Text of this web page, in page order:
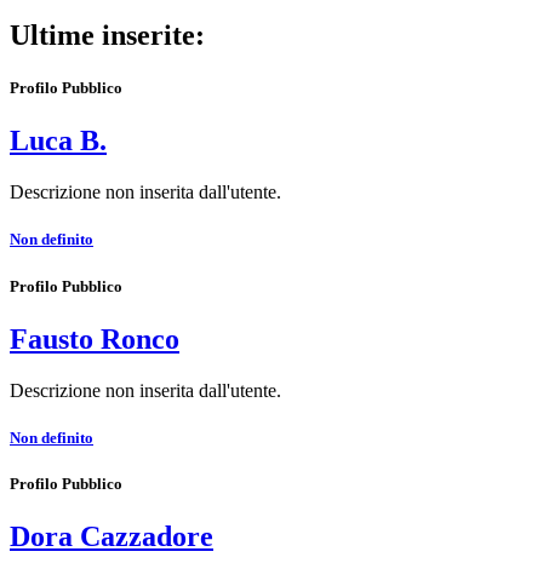
Ultime inserite:
Profilo Pubblico
Luca B.
Descrizione non inserita dall'utente.
Non definito
Profilo Pubblico
Fausto Ronco
Descrizione non inserita dall'utente.
Non definito
Profilo Pubblico
Dora Cazzadore